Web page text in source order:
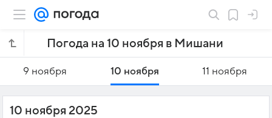
Погода на 10 ноября в Мишани
9 ноября 10 ноября 11 ноября
10 ноября 2025